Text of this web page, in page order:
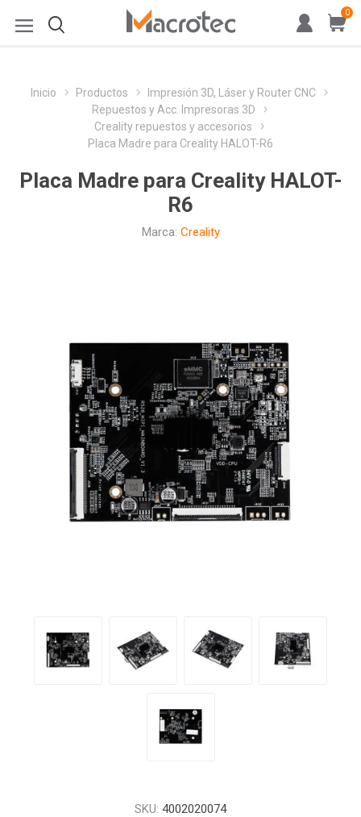
0
Inicio Productos
Impresión 3D, Láser y Router CNC
Repuestos y Acc. Impresoras 3D
Creality repuestos y accesorios
Placa Madre para Creality HALOT-R6
Placa Madre para Creality HALOT-
R6
Marca: Creality
SKU: 4002020074